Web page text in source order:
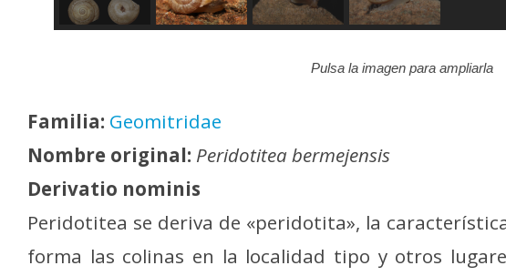
Pulsa la imagen para ampliarla
Familia: Geomitridae
Nombre original: Peridotitea bermejensis
Derivatio nominis
Peridotitea se deriva de «peridotita», la
forma las colinas en la localidad tipo y otros